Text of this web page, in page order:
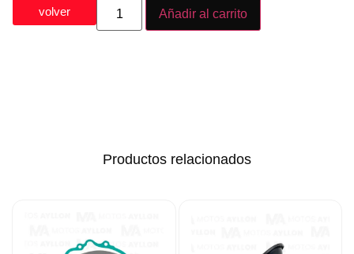
volver Añadir al carrito
Productos relacionados